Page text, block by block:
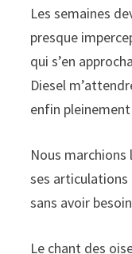
Les semaines
presque
qui s’en
Diesel
enfin
Nous
ses
sans avoir
Le chant des